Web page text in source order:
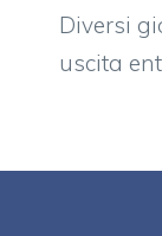
Diversi
uscita